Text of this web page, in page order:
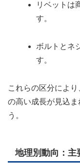
リベットは
す。
ボルトとネ
す。
これらの区分によ
の高い成長が見込
う。
地理別動向：主